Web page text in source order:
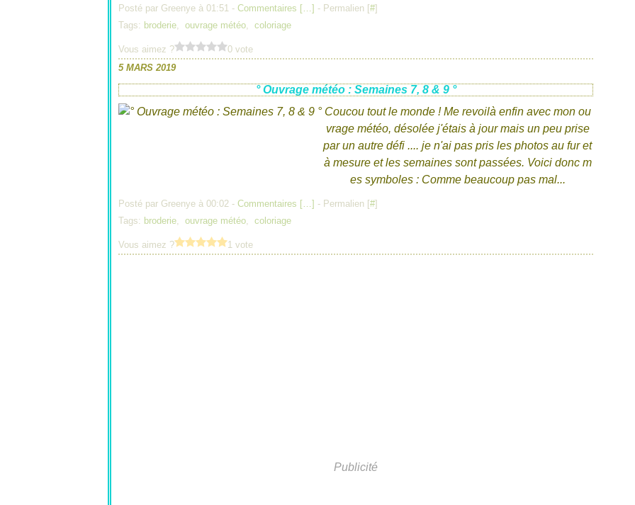
Posté par Greenye à 01:51 - Commentaires […] - Permalien [#]
Tags: broderie, ouvrage météo, coloriage
Vous aimez ?
0 vote
5 MARS 2019
° Ouvrage météo : Semaines 7, 8 & 9 °
Coucou tout le monde ! Me revoilà enfin avec mon ou
vrage météo, désolée j'étais à jour mais un peu prise
par un autre défi .... je n'ai pas pris les photos au fur et
à mesure et les semaines sont passées. Voici donc m
es symboles : Comme beaucoup pas mal...
Posté par Greenye à 00:02 - Commentaires […] - Permalien [#]
Tags: broderie, ouvrage météo, coloriage
Vous aimez ? 1 vote
Publicité